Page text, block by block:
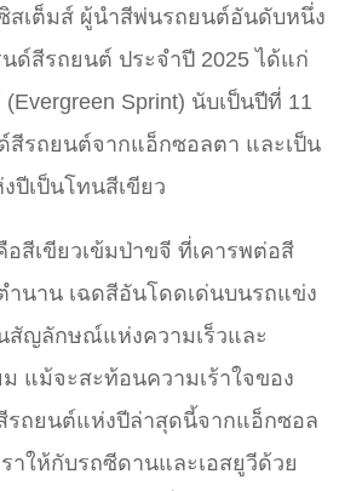
สเต็มส์ ผู้นำสีพ่นรถยนต์อันดับหนึ่ง
ด์สีรถยนต์ ประจำปี 2025 ได้แก่
Sprint) นับเป็นปีที่ 11
สีรถยนต์จากแอ็กซอลตา และเป็น
ปีเป็นโทนสีเขียว
อสีเขียวเข้มป่าขจี ที่เคารพต่อสี
ำนาน เฉดสีอันโดดเด่นบนรถแข่ง
สัญลักษณ์แห่งความเร็วและ
แม้จะสะท้อนความเร้าใจของ
รถยนต์แห่งปีล่าสุดนี้จากแอ็กซอล
าให้กับรถซีดานและเอสยูวีด้วย